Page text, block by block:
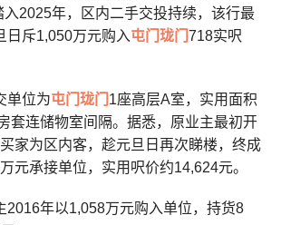
入2025年，区内二手交投持续，该行最
日斥1,050万元购入屯门 珑门 718实呎
单位为屯门 珑门 1座高层A室，实用面积
套连储物室间隔。据悉，原业主最初开
家为区内客，趁元旦日再次睇楼，终成
元承接单位，实用呎价约14,624元。
2016年以1,058万元购入单位，持货8